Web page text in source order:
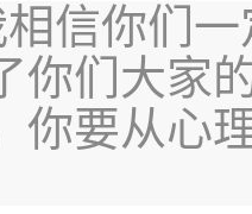
信你们
你们大家
你要从心